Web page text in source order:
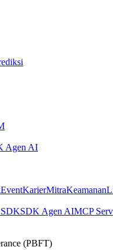
Agen AI
EventKarierMitraKeamanan
SDK Agen AIMCP
(PBFT)